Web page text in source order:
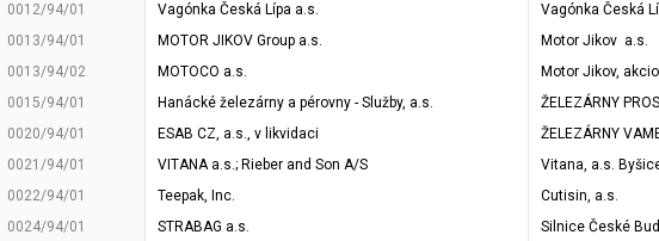
0012/94/01
Vagónka Česká Lípa a.s. Vagónka Česká
0013/94/01
MOTOR JIKOV Group a.s. Motor Jikov a.s.
0013/94/02
MOTOCO a.s. Motor Jikov,
0015/94/01
Hanácké železárny a pérovny - Služby, a.s. ŽELEZÁRNY
0020/94/01
ESAB CZ, a.s., v likvidaci ŽELEZÁRNY
0021/94/01
VITANA a.s.; Rieber and Son A/S Vitana, a.s.
0022/94/01
Teepak, Inc. Cutisin, a.s.
0024/94/01
STRABAG a.s. Silnice České